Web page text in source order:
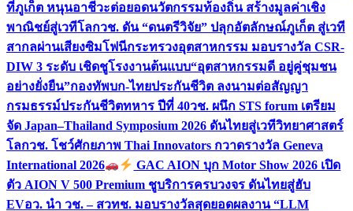
ที่ภูเก็ต หนุนอาชีวะต่อยอดนวัตกรรมท้องถิ่น สร้างมูลค่าเชิง
พาณิชย์สู่เวทีโลกวช. ดัน “ดนตรีวิจัย” ปลุกอัตลักษณ์ภูเก็ต สู่เวที
สากลผ่านเสียงซิมโฟนีกระทรวงอุตสาหกรรม มอบรางวัล CSR-
DIW 3 ระดับ เชิดชูโรงงานต้นแบบ“อุตสาหกรรมดี อยู่คู่ชุมชน
อย่างยั่งยืน”กองทัพบก-ไทยประกันชีวิต ลงนามต่อสัญญา
กรมธรรม์ประกันชีวิตทหาร ปีที่ 40วช. ผนึก STS forum เตรียม
จัด Japan–Thailand Symposium 2026 ดันไทยสู่เวทีวิทยาศาสตร์
โลกวช. โชว์ศักยภาพ Thai Innovators กวาดรางวัล Geneva
International 2026
GAC AION บุก Motor Show 2026 เปิด
ตัว AION V 500 Premium ชูบริการครบวงจร ดันไทยสู่ฮับ
EVอว. นำ วช. – สวทช. มอบรางวัลสุดยอดผลงาน “LLM